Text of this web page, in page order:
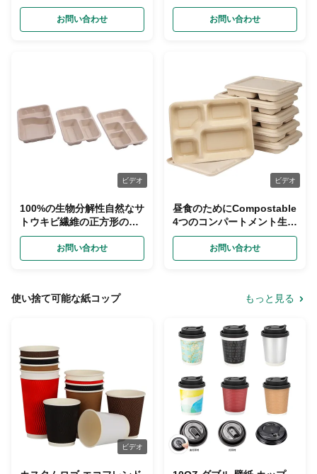
捨て可能なCompostable取
お問い合わせ
Compostable紙皿
お問い合わせ
ビデオ
100%の生物分解性自然なサ
トウキビ繊維の正方形の使
い捨て可能な版
お問い合わせ
ビデオ
昼食のためにCompostable
4つのコンパートメント生物
分解性のサトウキビのバガ
お問い合わせ
使い捨て可能な紙コップ もっと見る
ビデオ